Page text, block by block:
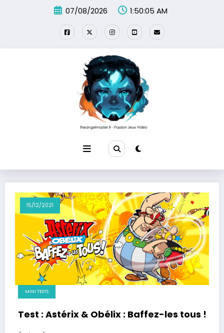
07/08/2026 1:50:05 AM
15/12/2021
MINI TESTS
Test : Astérix & Obélix : Baffez-les tous !